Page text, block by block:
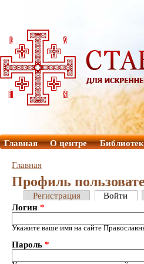
Главная О центре
Главная
Профиль
Регистрация Войти
Логин *
Укажите ваше имя на сайте
Пароль *